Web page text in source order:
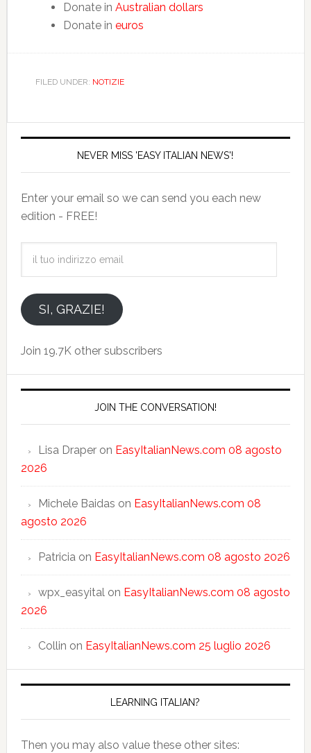
Donate in Australian dollars
Donate in euros
FILED UNDER: NOTIZIE
NEVER MISS 'EASY ITALIAN NEWS'!
Enter your email so we can send you each new
edition - FREE!
emailSI, GRAZIE!
Join 19.7K other subscribers
JOIN THE CONVERSATION!
Lisa Draperon EasyItalianNews.com 08 agosto
2026
Michele Baidas on EasyItalianNews.com 08
agosto 2026
Patriciaon EasyItalianNews.com 08 agosto 2026
wpx_easyitalon EasyItalianNews.com 08 agosto
2026
Collin on EasyItalianNews.com 25 luglio 2026
LEARNING ITALIAN?
Then you may also value these other sites: